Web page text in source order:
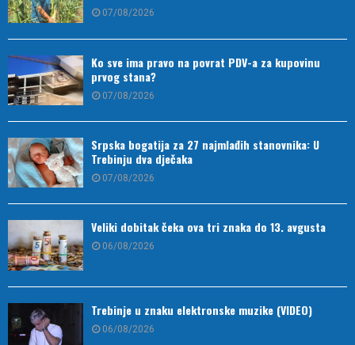
07/08/2026
Ko sve ima pravo na povrat PDV-a za kupovinu
prvog stana?
07/08/2026
Srpska bogatija za 27 najmlađih stanovnika: U
Trebinju dva dječaka
07/08/2026
Veliki dobitak čeka ova tri znaka do 13. avgusta
06/08/2026
Trebinje u znaku elektronske muzike (VIDEO)
06/08/2026